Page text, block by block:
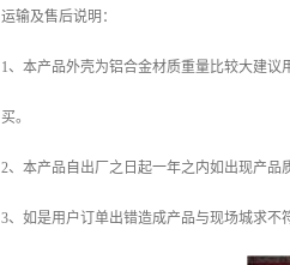
运输及售后说明：
1、本产品外壳为铝合金材质重量比较大建
买。
2、本产品自出厂之日起一年之内如出现产
3、如是用户订单出错造成产品与现场城求